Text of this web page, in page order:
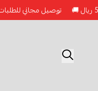
توصيل مجاني للطلبات فوق 500 ريال 🚚